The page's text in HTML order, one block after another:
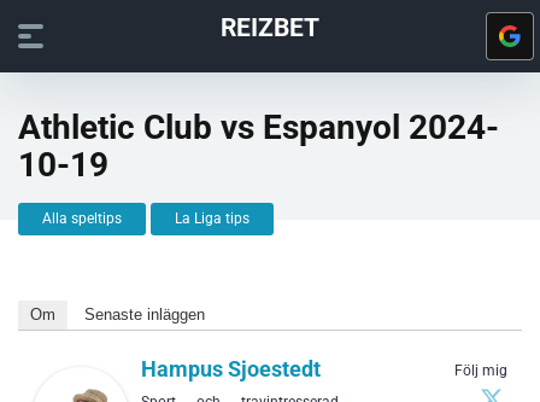
REIZBET
Athletic Club vs Espanyol 2024-
10-19
Alla speltips La Liga tips
Om Senaste inläggen
Följ mig
Hampus Sjoestedt